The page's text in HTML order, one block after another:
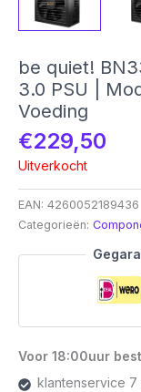
be quiet!
3.0 PSU |
Voeding
€229,50
Uitverkocht
EAN: 4260052189436
Categorieën:
Voor 18:00uur
klantenservice